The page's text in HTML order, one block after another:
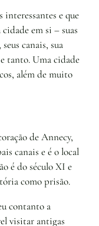
e que
em si – suas
canais, sua
tanto. Uma cidade
além de muito
de Annecy,
canais e é o local
é do século XI e
como prisão.
contanto a
visitar antigas